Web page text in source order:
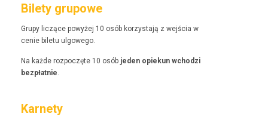
Bilety grupowe
Grupy liczące powyżej 10 osób korzys­ta­ją z wejś­cia w
cenie bile­tu ulgowego.
Na każde rozpoczęte 10 osób jeden opiekun wchodzi
bezpłat­nie.
Karnety